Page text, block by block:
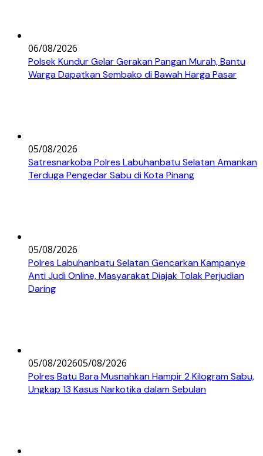
06/08/2026
Polsek Kundur Gelar Gerakan Pangan Murah, Bantu
Warga Dapatkan Sembako di Bawah Harga Pasar
05/08/2026
Satresnarkoba Polres Labuhanbatu Selatan Amankan
Terduga Pengedar Sabu di Kota Pinang
05/08/2026
Polres Labuhanbatu Selatan Gencarkan Kampanye
Anti Judi Online, Masyarakat Diajak Tolak Perjudian
Daring
05/08/202605/08/2026
Polres Batu Bara Musnahkan Hampir 2 Kilogram Sabu,
Ungkap 13 Kasus Narkotika dalam Sebulan